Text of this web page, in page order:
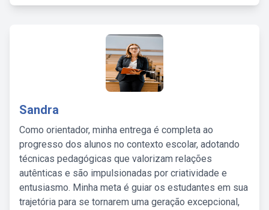
Sandra
Como orientador, minha entrega é completa ao
progresso dos alunos no contexto escolar, adotando
técnicas pedagógicas que valorizam relações
autênticas e são impulsionadas por criatividade e
entusiasmo. Minha meta é guiar os estudantes em sua
trajetória para se tornarem uma geração excepcional,